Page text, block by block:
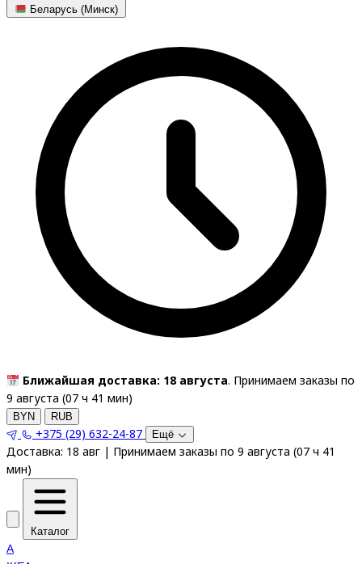
Беларусь (Минск)
Ближайшая доставка: 18 августа. Принимаем заказы по
9 августа (07 ч 41 мин)
BYN RUB
+375 (29) 632-24-87 Ещё
Доставка: 18 авг | Принимаем заказы по 9 августа (07 ч 41
мин)
Каталог
A